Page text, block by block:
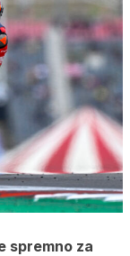
spremno za